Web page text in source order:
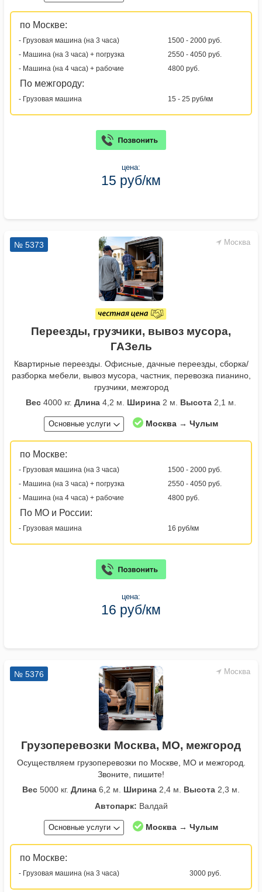
по Москве:
- Грузовая машина (на 3 часа)
1500 - 2000 руб.
- Машина (на 3 часа) + погрузка
2550 - 4050 руб.
- Машина (на 4 часа) + рабочие
4800 руб.
По межгороду:
- Грузовая машина 15 - 25 руб/км
цена:
15 руб/км
Москва
№ 5373
Переезды, грузчики, вывоз мусора,
ГАЗель
Квартирные переезды. Офисные, дачные переезды, сборка/
разборка мебели, вывоз мусора, частник, перевозка пианино,
грузчики, межгород
Вес 4000 кг. Длина 4,2 м. Ширина 2 м. Высота 2,1 м.
Основные услуги Москва → Чулым
по Москве:
- Грузовая машина (на 3 часа)
1500 - 2000 руб.
- Машина (на 3 часа) + погрузка
2550 - 4050 руб.
- Машина (на 4 часа) + рабочие
4800 руб.
По МО и России:
- Грузовая машина 16 руб/км
цена:
16 руб/км
Москва
№ 5376
Грузоперевозки Москва, МО, межгород
Осуществляем грузоперевозки по Москве, МО и межгород.
Звоните, пишите!
Вес 5000 кг. Длина 6,2 м. Ширина 2,4 м. Высота 2,3 м.
Автопарк: Валдай
Основные услуги Москва → Чулым
по Москве:
- Грузовая машина (на 3 часа) 3000 руб.